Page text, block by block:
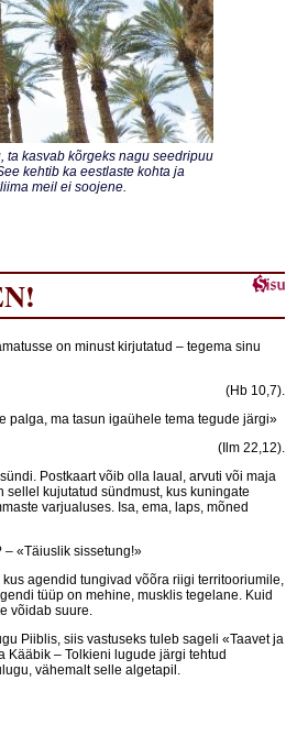
ta kasvab kõrgeks nagu seedripuu
kehtib ka eestlaste kohta ja
meil ei soojene.
on minust kirjutatud – tegema sinu
(Hb 10,7).
palga, ma tasun igaühele tema tegude järgi»
(Ilm 22,12).
Postkaart võib olla laual, arvuti või maja
kujutatud sündmust, kus kuningate
varjualuses. Isa, ema, laps, mõned
– «Täiuslik sissetung!»
agendid tungivad võõra riigi territooriumile,
tüüp on mehine, musklis tegelane. Kuid
võidab suure.
Piiblis, siis vastuseks tuleb sageli «Taavet ja
Kääbik – Tolkieni lugude järgi tehtud
vähemalt selle algetapil.